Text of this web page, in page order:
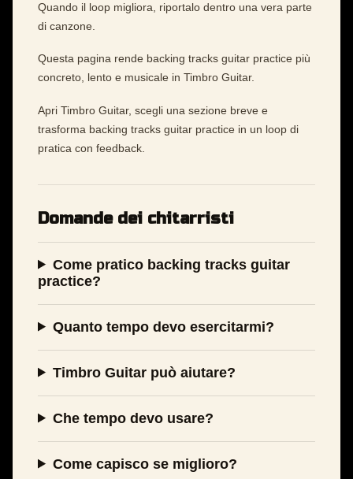
Quando il loop migliora, riportalo dentro una vera parte
di canzone.
Questa pagina rende backing tracks guitar practice più
concreto, lento e musicale in Timbro Guitar.
Apri Timbro Guitar, scegli una sezione breve e
trasforma backing tracks guitar practice in un loop di
pratica con feedback.
Domande dei chitarristi
Come pratico backing tracks guitar
practice?
Quanto tempo devo esercitarmi?
Timbro Guitar può aiutare?
Che tempo devo usare?
Come capisco se miglioro?